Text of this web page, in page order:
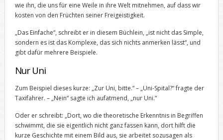
wie ihn, die uns für eine Weile in ihre Welt mitnehmen, auf dass wir
kosten von den Früchten seiner Freigeistigkeit.
„Das Einfache“, schreibt er in diesem Büchlein, „ist nicht das Simple,
sondern es ist das Komplexe, das sich nichts anmerken lässt“, und
gibt dafür mehrere Beispiele.
Nur Uni
Zum Beispiel dieses kurze: „Zur Uni, bitte.“ – „Uni-Spital?“ fragte der
Taxifahrer. – „Nein“ sagte ich aufatmend, „nur Uni.“
Oder er schreibt: „Dort, wo die theoretische Erkenntnis in Begriffen
schwimmt, die sie eigentlich nicht ganz fassen kann, dort hilft die
kurze Geschichte mit einem Bild aus, sie arbeitet sozusagen als